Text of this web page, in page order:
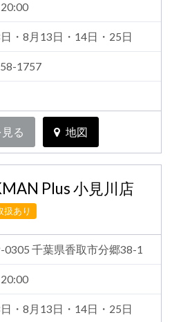
・8月13日・14日・25日
1757
る 地図
Plus 小見川店
扱あり
0305 千葉県香取市分郷38-1
・8月13日・14日・25日